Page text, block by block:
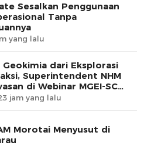
Sesalkan Penggunaan
Tanpa
yang lalu
Geokimia dari Eksplorasi
Superintendent NHM
di Webinar MGEI-SC
jam yang lalu
Morotai Menyusut di